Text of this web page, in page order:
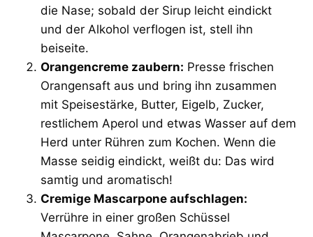
die Nase; sobald der Sirup leicht eindickt
und der Alkohol verflogen ist, stell ihn
beiseite.
Orangencreme zaubern: Presse frischen
Orangensaft aus und bring ihn zusammen
mit Speisestärke, Butter, Eigelb, Zucker,
restlichem Aperol und etwas Wasser auf dem
Herd unter Rühren zum Kochen. Wenn die
Masse seidig eindickt, weißt du: Das wird
samtig und aromatisch!
Cremige Mascarpone aufschlagen:
Verrühre in einer großen Schüssel